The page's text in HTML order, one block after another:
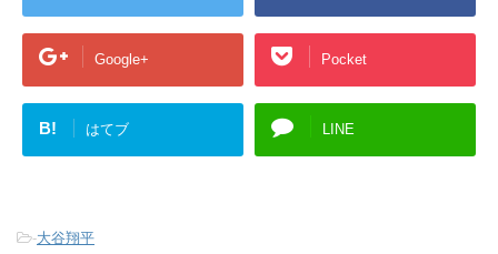
Google+ Pocket
B! はてブ LINE
-大谷翔平